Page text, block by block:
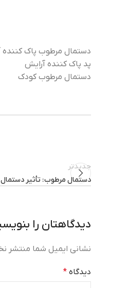
دستمال مرطوب پاک
پد پاک کننده آرایش
دستمال مرطوب کودک
جدیدتر
دستمال مرطوب: تأثیر
دیدگاهتان را
نشانی ایمیل شما منتشر
دیدگاه *